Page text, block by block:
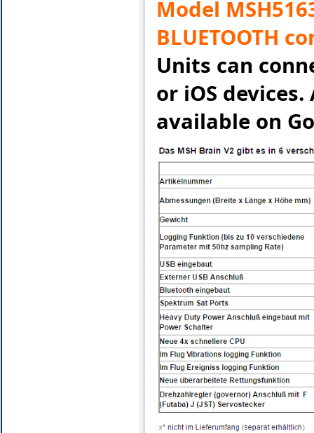
Model
BLUETOOTH
Units can
or iOS
available on